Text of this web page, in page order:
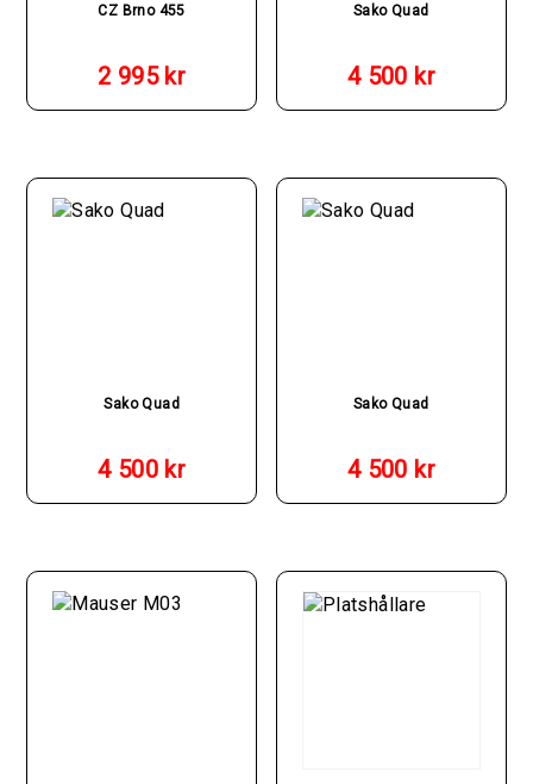
CZ Brno 455
2 995 kr
Sako Quad
4 500 kr
Sako Quad
4 500 kr
Sako Quad
4 500 kr